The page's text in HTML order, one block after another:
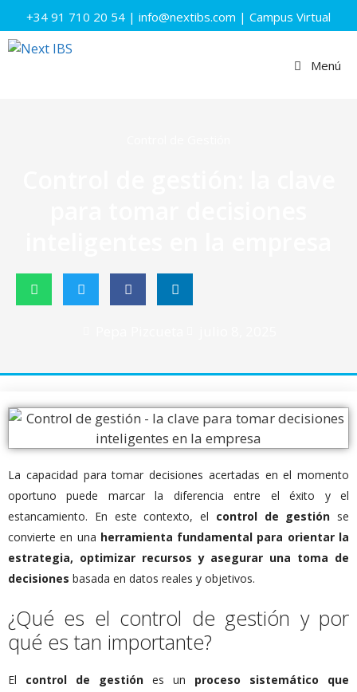
+34 91 710 20 54 | info@nextibs.com | Campus Virtual
Menú
La capacidad para tomar decisiones acertadas en el momento
oportuno puede marcar la diferencia entre el éxito y el
estancamiento. En este contexto, el control de gestión se
convierte en una herramienta fundamental para orientar la
estrategia, optimizar recursos y asegurar una toma de
decisiones basada en datos reales y objetivos.
¿Qué es el control de gestión y por
qué es tan importante?
El control de gestión es un proceso sistemático que